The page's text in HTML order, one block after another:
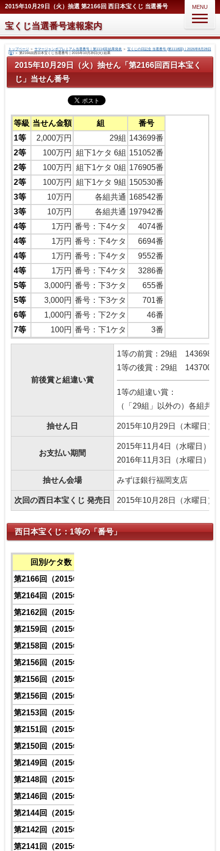
2015年10月29日（火）抽選 第2166回 西日本宝くじ 当選番号
宝くじ当選番号速報案内
MENU
トップページ＞ サマージャンボプレミアム当選番号｜第1114回 結果発表 ＞宝くじの日記念 当選番号 (第1118回)｜2026年8月28日
(金)＞ 第2166回西日本宝くじ当選番号｜2015年10月29日(火) 結果
2015年10月29日（火）抽せん「第2166回西日本宝く
じ」当せん番号
等級 当せん金額 組
番号
1等
2,000万円 29組 143699番
2等
100万円 組下1ケタ 6組 151052番
2等
100万円 組下1ケタ 0組 176905番
2等
100万円 組下1ケタ 9組 150530番
3等
10万円 各組共通 168542番
3等
10万円 各組共通 197942番
4等
1万円 番号：下4ケタ
4074番
4等
1万円 番号：下4ケタ
6694番
4等
1万円 番号：下4ケタ
9552番
4等
1万円 番号：下4ケタ
3286番
5等
3,000円 番号：下3ケタ
655番
5等
3,000円 番号：下3ケタ
701番
6等
1,000円 番号：下2ケタ
46番
7等
100円 番号：下1ケタ 3番
前後賞と組違い賞
1等の前賞：29組 143698
1等の後賞：29組 143700
1等の組違い賞：
（「29組」以外の）各組
抽せん日 2015年10月29日（木曜日）
お支払い期間
2015年11月4日（水曜日）～
2016年11月3日（水曜日）
抽せん会場 みずほ銀行福岡支店
次回の西日本宝くじ 発売日 2015年10月28日（水曜日）
西日本宝くじ：1等の「番号」
回別/ケタ数
第2166回（2015年）
第2164回（2015年）
第2162回（2015年）
第2159回（2015年）
第2158回（2015年）
第2156回（2015年）
第2156回（2015年）
第2156回（2015年）
第2153回（2015年）
第2151回（2015年）
第2150回（2015年）
第2149回（2015年）
第2148回（2015年）
第2146回（2015年）
第2144回（2015年）
第2142回（2015年）
第2141回（2015年）